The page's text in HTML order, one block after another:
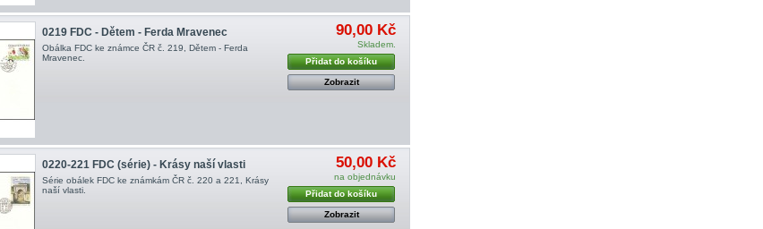
0219 FDC - Dětem - Ferda Mravenec
Obálka FDC ke známce ČR č. 219, Dětem - Ferda
Mravenec .
90,00 Kč
Skladem.
Přidat do košíku
Zobrazit
0220-221 FDC (série) - Krásy naší vlasti
Série obálek FDC ke známkám ČR č. 220 a 221, Krásy
naší vlasti .
50,00 Kč
na objednávku
Přidat do košíku
Zobrazit